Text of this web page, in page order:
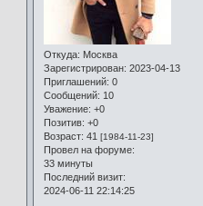
Откуда: Москва
Зарегистрирован: 2023-04-13
Приглашений: 0
Сообщений: 10
Уважение: +0
Позитив: +0
Возраст: 41 [1984-11-23]
Провел на форуме:
33 минуты
Последний визит:
2024-06-11 22:14:25